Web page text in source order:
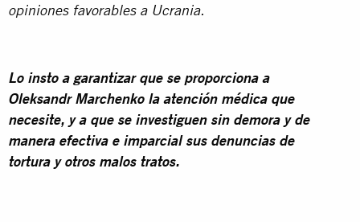
opiniones favorables a Ucrania.
Lo insto a garantizar que se proporciona a
Oleksandr Marchenko la atención médica que
necesite, y a que se investiguen sin demora y de
manera efectiva e imparcial sus denuncias de
tortura y otros malos tratos.